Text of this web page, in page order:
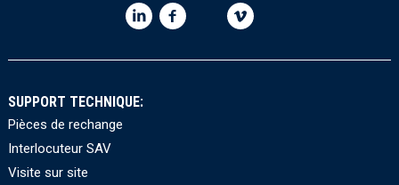
SUPPORT TECHNIQUE:
Pièces de rechange
Interlocuteur SAV
Visite sur site